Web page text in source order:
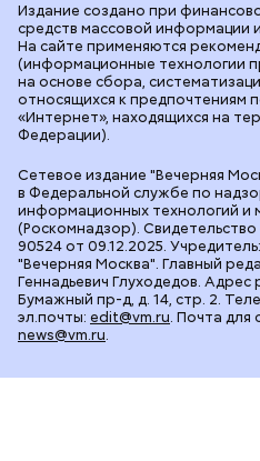
Сетевое издание "Вечерняя
в Федеральной службе по
информационных технологий и
(Роскомнадзор).
90524 от 09.12.2025.
"Вечерняя Москва". Главный
Геннадьевич Глуходедов. Адрес
Бумажный пр-д, д. 14, стр. 2.
эл.почты: edit@vm.ru. Почта для
news@vm.ru.
Издание создано при
средств массовой информации
На сайте применяются
(информационные технологии
на основе сбора,
относящихся к предпочтениям
«Интернет», находящихся на
Федерации).